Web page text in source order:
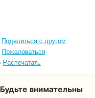
Поделиться с другом
Пожаловаться
Распечатать
Будьте внимательны